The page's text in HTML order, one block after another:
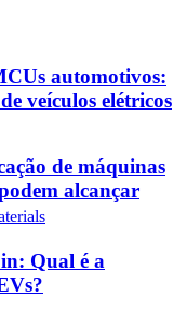
automotivos:
veículos elétricos
de máquinas
alcançar
Qual é a